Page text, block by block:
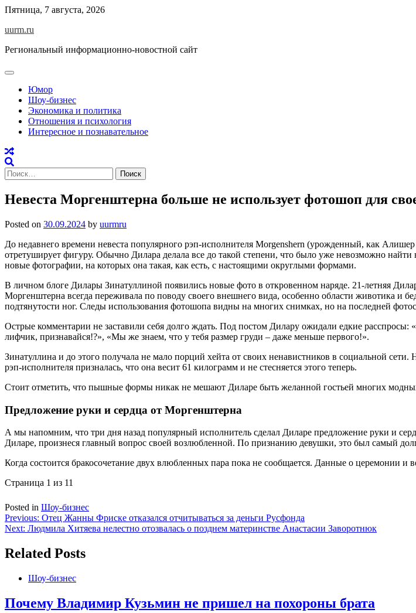
Skip
content
Пятница, 7 августа, 2026
uurm.ru
Региональный информационно-новостной сайт
Юмор
Шоу-бизнес
Экономика и политика
Отношения и психология
Интересное и познавательное
Найти:
Невеста Моргенштерна больше не использует фотошоп для
Posted on 30.09.2024 by uurmru
До недавнего времени невеста популярного рэп-исполнителя Morgenshern (урожденный, как
отретуширует фигуру. Обычно Дилара делала все до такой степени, что было уже невозможно
новые фотографии, на которых она такая, как есть, с настоящими округлыми формами.
В личном блоге Дилары Зинатуллиной появились новые фото в откровенном наряде. 21-летняя
Моргенштерна всегда переживала по поводу своего внешнего вида, особенно области животика и
подтянутости ног. Следы использования фотошопа видны на многих снимках, но на последней
Острые комментарии не заставили себя долго ждать. Под постом Дилару ожидали едкие
лифчик, признавайся!?», «Мы же знаем, что у тебя размер груди – даже меньше первого!».
Зинатуллина и до этого получала не мало порций хейта от своих ненавистников в социальной
рэп-исполнителя призналась, что она весит 61 килограмм и не стесняется этого теперь.
Стоит отметить, что пышные формы никак не мешают Диларе быть желанной гостьей многих
Предложение руки и сердца от Моргенштерна
А мы напомним, что три дня назад популярный исполнитель сделал Диларе предложение руки и
Диларе, произнеся главный вопрос своей возлюбленной. По признанию девушки, это был самый
Когда состоится бракосочетание двух влюбленных пара пока не сообщается. Данные о церемонии и
Страница 1 из 11
Posted in Шоу-бизнес
Навигация
по
записям
Previous: Отец Жанны Фриске отказался отчитываться за деньги Русфонда
Next: Людмила Хитяева нелестно отозвалась о позднем материнстве Анастасии Заворотнюк
Related Posts
Шоу-бизнес
Почему Владимир Кузьмин не пришел на похороны брата